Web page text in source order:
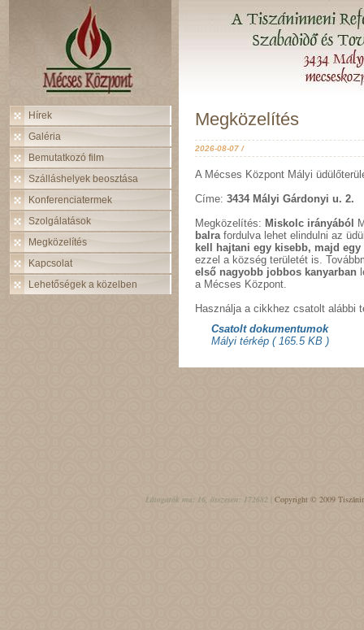
Hírek
Galéria
Bemutatkozó film
Szálláshelyek beosztása
Konferenciatermek
Szolgálatások
Megközelítés
Kapcsolat
Lehetőségek a közelben
Megközelítés
2026-08-07 /
A Mécses Központ Mályi
Címe: 3434 Mályi Gárdonyi u. 2.
Megközelítés: Miskolc irányából
balrafordulva lehet elindulni az
kell hajtani egy kisebb, majd
ezzel a község területét is.
első nagyobb jobbos kanyarban
a Mécses Központ.
Használja a cikkhez csatolt alábbi
Csatolt dokumentumok
Mályi térkép( 165.5 KB )
Látogatók ma: 16, összesen: 172682 | Copyright © 2009